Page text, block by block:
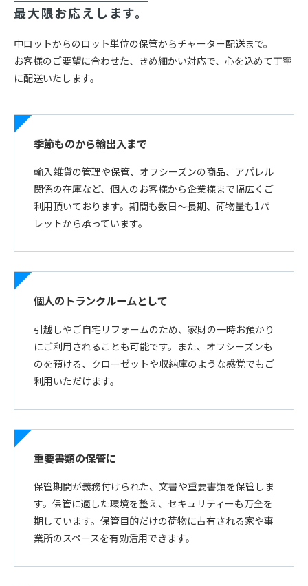
最大限お応えします。
中ロットからのロット単位の保管からチャーター配送まで。
お客様のご要望に合わせた、きめ細かい対応で、心を込めて丁寧
に配送いたします。
季節ものから輸出入まで
輸入雑貨の管理や保管、オフシーズンの商品、アパレル
関係の在庫など、個人のお客様から企業様まで幅広くご
利用頂いております。期間も数日〜長期、荷物量も1パ
レットから承っています。
個人のトランクルームとして
引越しやご自宅リフォームのため、家財の一時お預かり
にご利用されることも可能です。また、オフシーズンも
のを預ける、クローゼットや収納庫のような感覚でもご
利用いただけます。
重要書類の保管に
保管期間が義務付けられた、文書や重要書類を保管しま
す。保管に適した環境を整え、セキュリティーも万全を
期しています。保管目的だけの荷物に占有される家や事
業所のスペースを有効活用できます。